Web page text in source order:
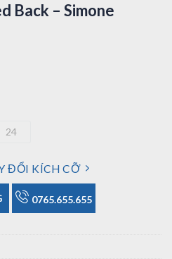
Back – Simone
24
24
ĐỔI KÍCH CỠ
Carbon Glide Closed
0765.655.655